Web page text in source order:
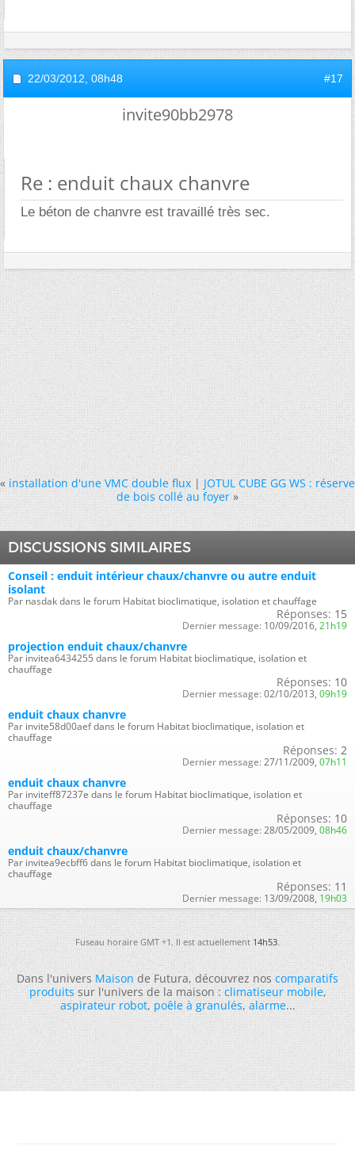
22/03/2012, 08h48 #17
invite90bb2978
Re : enduit chaux chanvre
Le béton de chanvre est travaillé très sec.
« installation d'une VMC double flux|JOTUL CUBE GG WS : réserve
de bois collé au foyer »
DISCUSSIONS SIMILAIRES
Conseil : enduit intérieur chaux/chanvre ou autre enduit
isolant
Par nasdak dans le forum Habitat bioclimatique, isolation et chauffage
Réponses: 15
Dernier message: 10/09/2016, 21h19
projection enduit chaux/chanvre
Par invitea6434255 dans le forum Habitat bioclimatique, isolation et
chauffage
Réponses: 10
Dernier message: 02/10/2013, 09h19
enduit chaux chanvre
Par invite58d00aef dans le forum Habitat bioclimatique, isolation et
chauffage
Réponses: 2
Dernier message: 27/11/2009, 07h11
enduit chaux chanvre
Par inviteff87237e dans le forum Habitat bioclimatique, isolation et
chauffage
Réponses: 10
Dernier message: 28/05/2009, 08h46
enduit chaux/chanvre
Par invitea9ecbff6 dans le forum Habitat bioclimatique, isolation et
chauffage
Réponses: 11
Dernier message: 13/09/2008, 19h03
Fuseau horaire GMT +1. Il est actuellement14h53.
Dans l'universMaisonde Futura, découvrez noscomparatifs
produitssur l'univers de la maison :climatiseur mobile,
aspirateur robot,poêle à granulés,alarme...